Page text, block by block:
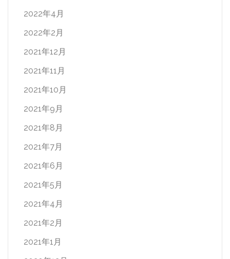
2022年4月
2022年2月
2021年12月
2021年11月
2021年10月
2021年9月
2021年8月
2021年7月
2021年6月
2021年5月
2021年4月
2021年2月
2021年1月